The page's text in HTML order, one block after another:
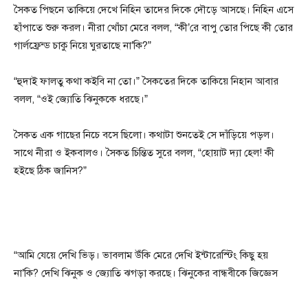
সৈকত পিছনে তাকিয়ে দেখে নিহিন তাদের দিকে দৌড়ে আসছে। নিহিন এসে
হাঁপাতে শুরু করল। নীরা খোঁচা মেরে বলল, “কী’রে বাপু তোর পিছে কী তোর
গার্লফ্রেন্ড চাকু নিয়ে ঘুরতাছে না’কি?”
“হুদাই ফালতু কথা কইবি না তো।” সৈকতের দিকে তাকিয়ে নিহান আবার
বলল, “ওই জ্যোতি ঝিনুককে ধরছে।”
সৈকত এক গাছের নিচে বসে ছিলো। কথাটা শুনতেই সে দাঁড়িয়ে পড়ল।
সাথে নীরা ও ইকবালও। সৈকত চিন্তিত সুরে বলল, “হোয়াট দ্যা হেল! কী
হইছে ঠিক জানিস?”
“আমি যেয়ে দেখি ভিড়। ভাবলাম উঁকি মেরে দেখি ইন্টারেস্টিং কিছু হয়
না’কি? দেখি ঝিনুক ও জ্যোতি ঝগড়া করছে। ঝিনুকের বান্ধবীকে জিজ্ঞেস